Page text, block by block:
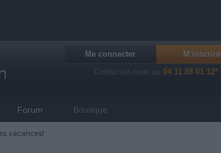
Me connecter
M'inscrire
Contactez-nous au04 11 88 01 12*
Forum Boutique
vacances!